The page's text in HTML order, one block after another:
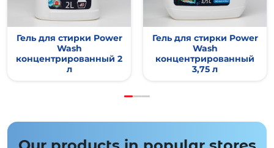
Гель для стирки Power
Wash
концентрированный 2
л
Гель для стирки Power
Wash
концентрированный
3,75 л